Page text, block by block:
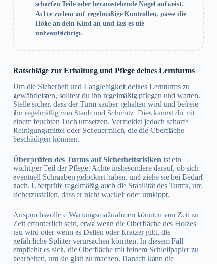
scharfen Teile oder herausstehende Nägel aufweist.
Achte zudem auf regelmäßige Kontrollen, passe die
Höhe an dein Kind an und lass es nie
unbeaufsichtigt.
Ratschläge zur Erhaltung und Pflege deines Lernturms
Um die Sicherheit und Langlebigkeit deines Lernturms zu
gewährleisten, solltest du ihn regelmäßig pflegen und warten.
Stelle sicher, dass der Turm sauber gehalten wird und befreie
ihn regelmäßig von Staub und Schmutz. Dies kannst du mit
einem feuchten Tuch umsetzen. Vermeidet jedoch scharfe
Reinigungsmittel oder Scheuermilch, die die Oberfläche
beschädigen könnten.
Überprüfen des Turms auf Sicherheitsrisiken ist ein
wichtiger Teil der Pflege. Achte insbesondere darauf, ob sich
eventuell Schrauben gelockert haben, und ziehe sie bei Bedarf
nach. Überprüfe regelmäßig auch die Stabilität des Turms, um
sicherzustellen, dass er nicht wackelt oder umkippt.
Anspruchsvollere Wartungsmaßnahmen könnten von Zeit zu
Zeit erforderlich sein, etwa wenn die Oberfläche des Holzes
rau wird oder wenn es Dellen oder Kratzer gibt, die
gefährliche Splitter verursachen könnten. In diesem Fall
empfiehlt es sich, die Oberfläche mit feinem Schleifpapier zu
bearbeiten, um sie glatt zu machen. Danach kann die